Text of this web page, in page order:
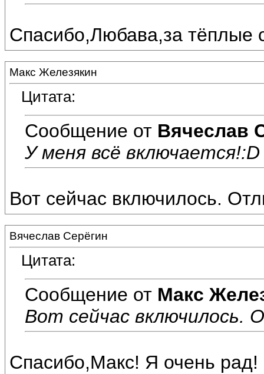
Спасибо,Любава,за тёплые
Макс Железякин
Цитата:
Сообщение от Вячеслав
У меня всё включается!:D
Вот сейчас включилось.
Вячеслав Серёгин
Цитата:
Сообщение от Макс
Вот сейчас включилось.
Спасибо,Макс! Я очень рад!